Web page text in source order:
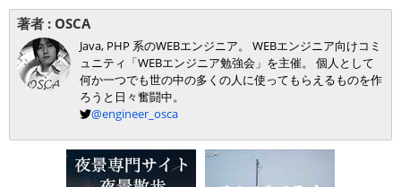
著者 : OSCA
Java, PHP 系のWEBエンジニア。 WEBエンジニア向けコミ
ュニティ「WEBエンジニア勉強会」を主催。 個人として
何か一つでも世の中の多くの人に使ってもらえるものを作
ろうと日々奮闘中。
@engineer_osca